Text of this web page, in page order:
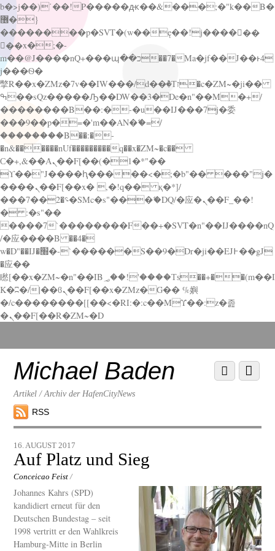
b�>j��)΄��!P�����ԫ��&���;�"k��B�
޶�}
��������p�SVT�(w��ę��!j������
��x�;�-
m��@J����nQ+���պ��כ��7�Ma�jf��J��ͱ4
j���Ѳ�
撆R��x�ZMz�7v��IW���/d��ٞ�Тז�c�ZM~�ji��
ߒ��sQz�����Ԡ��DW��3�De�n"��M�+/
��������B��:�-�u��IJ���7j�委
���9��p�=�'m��AN�ޭ�=/
��������B��:�-
�n&������nUf���������q��x�ZM~�c��
Ϲ�+,&��Ὰܢ��F[��(�1�*"��
ϒ��"J����ԧ�����<�;�b"�� ���"j�
����ܢ��F[��x� ,�!q�� қ�*]/
���؝�2��7�SMc�s"���ޭ�DQ/�应�ܢ��F_��!
� :�s"��
����7`��������F��+�SVT�n"��IJ����nQ
/�应����B ��4�
w�D"��IJ�׭�-`������S��9�Dr�ji��EJ߅��gJ
�应��
矁[��x�ZM~�n"��IB؃��!'����Тѕ��+��(m��I
K�ʭ�/|��ϐܢ��F[��x�ZMz�G�� %嬩
�/c��������[[��<�RI:�:c��MΎ��:z�졾
�ܢ��F[��R�ZM~�D
down
contentMichael Baden
Artikel / Archiv der HafenCityNews
RSS
Menu
Scroll
down
16. AUGUST 2017
Auf Platz und Sieg
Conceicao Feist /
Johannes Kahrs (SPD)
kandidiert erneut für den
Deutschen Bundestag – seit
1998 vertritt er den Wahlkreis
Hamburg-Mitte in Berlin